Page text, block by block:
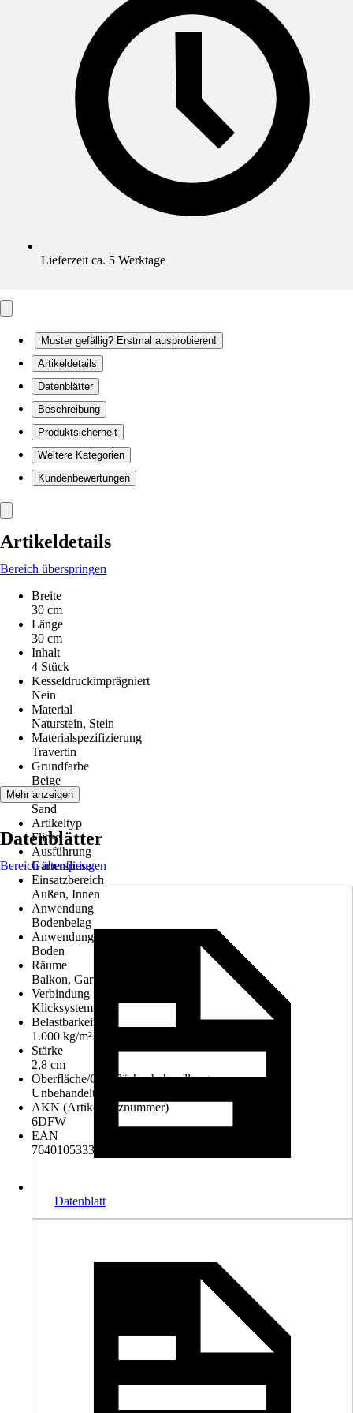
Lieferzeit ca. 5 Werktage
Muster gefällig? Erstmal ausprobieren!
Artikeldetails
Datenblätter
Beschreibung
Produktsicherheit
Weitere Kategorien
Kundenbewertungen
Artikeldetails
Bereich überspringen
Breite
30 cm
Länge
30 cm
Inhalt
4 Stück
Kesseldruckimprägniert
Nein
Material
Naturstein, Stein
Materialspezifizierung
Travertin
Grundfarbe
Beige
Farbton
Sand
Artikeltyp
Fliese
Ausführung
Gartenfliese
Einsatzbereich
Außen, Innen
Anwendung
Bodenbelag
Anwendungsbereich
Boden
Räume
Balkon, Garten, Terrasse
Verbindung
Klicksystem
Belastbarkeit bis
1.000 kg/m²
Stärke
2,8 cm
Oberfläche/Oberflächenbehandlung
Unbehandelt
AKN (Artikelkurznummer)
6DFW
EAN
7640105333035, 7640105476916
Mehr anzeigen
Datenblätter
Bereich überspringen
Datenblatt